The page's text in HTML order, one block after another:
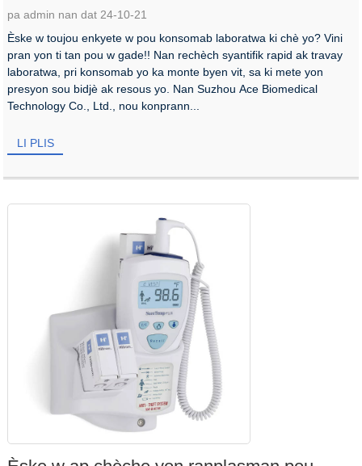
pa admin nan dat 24-10-21
Èske w toujou enkyete w pou konsomab laboratwa ki chè yo? Vini
pran yon ti tan pou w gade!! Nan rechèch syantifik rapid ak travay
laboratwa, pri konsomab yo ka monte byen vit, sa ki mete yon
presyon sou bidjè ak resous yo. Nan Suzhou Ace Biomedical
Technology Co., Ltd., nou konprann...
LI PLIS